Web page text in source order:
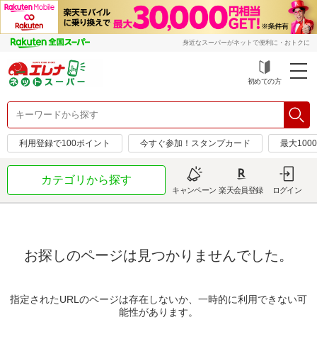
身近なスーパーがネットで便利に・おトクに
初めての方
利用登録で100ポイント 今すぐ参加！スタンプカード 最大
カテゴリから探す
キャンペーン 楽天会員登録 ログイン
お探しのページは見つかりませんでした。
指定されたURLのページは存在しないか、一時的に利用できない可
能性があります。